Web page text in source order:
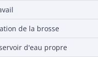
de la brosse
d'eau propre